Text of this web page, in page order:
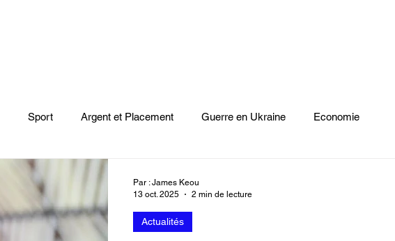
Sport Argent et Placement Guerre en Ukraine Economie
Le Monde et L'Afrique
Coupe du monde Rugby
Actualités
Par : James Keou
13 oct. 2025
2 min de lecture